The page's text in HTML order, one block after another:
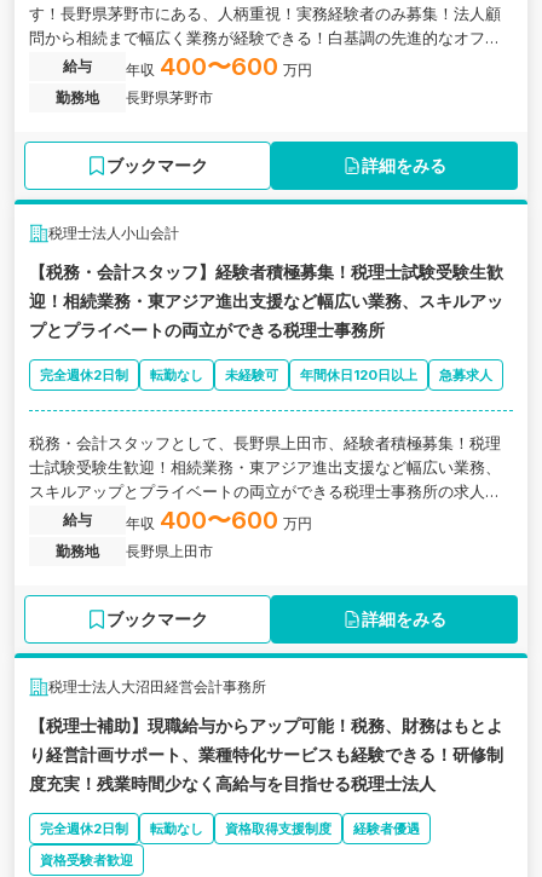
す！長野県茅野市にある、人柄重視！実務経験者のみ募集！法人顧
問から相続まで幅広く業務が経験できる！白基調の先進的なオフィ
スでやりがいを大事に組織づくりをしている会計事務所の求人で
す。
給与 年収 400〜600 万円
勤務地
長野県茅野市
ブックマーク 詳細をみる
税理士法人小山会計
【税務・会計スタッフ】経験者積極募集！税理士試験受験生歓
迎！相続業務・東アジア進出支援など幅広い業務、スキルアッ
プとプライベートの両立ができる税理士事務所
完全週休2日制 転勤なし 未経験可 年間休日120日以上 急募求人
税務・会計スタッフとして、長野県上田市、経験者積極募集！税理
士試験受験生歓迎！相続業務・東アジア進出支援など幅広い業務、
スキルアップとプライベートの両立ができる税理士事務所の求人で
給与 年収 400〜600 万円
勤務地
長野県上田市
ブックマーク 詳細をみる
税理士法人大沼田経営会計事務所
【税理士補助】現職給与からアップ可能！税務、財務はもとよ
り経営計画サポート、業種特化サービスも経験できる！研修制
度充実！残業時間少なく高給与を目指せる税理士法人
完全週休2日制 転勤なし 資格取得支援制度
経験者優遇
資格受験者歓迎